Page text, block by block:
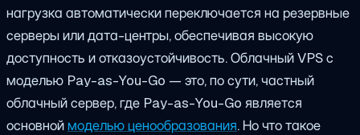
нагрузка автоматически переключается на резервные
серверы или дата-центры, обеспечивая высокую
доступность и отказоустойчивость. Облачный VPS с
моделью Pay-as-You-Go — это, по сути, частный
облачный сервер, где Pay-as-You-Go является
основноймоделью ценообразования. Но что такое